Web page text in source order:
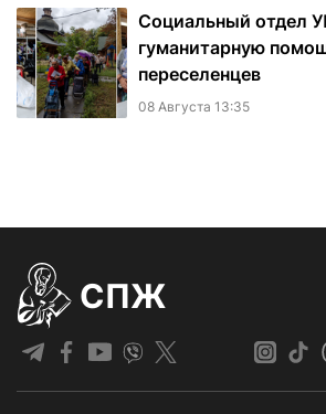
Социальный отдел
гуманитарную
переселенцев
08 Августа 13:35
СПЖ